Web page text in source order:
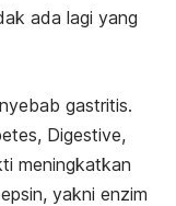
ada lagi yang
gastritis.
Digestive,
meningkatkan
yakni enzim